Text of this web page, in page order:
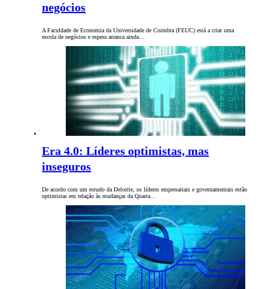
negócios
A Faculdade de Economia da Universidade de Coimbra (FEUC) está a criar uma
escola de negócios e espera arranca ainda…
Era 4.0: Líderes optimistas, mas
inseguros
De acordo com um estudo da Deloitte, os líderes empresariais e governamentais estão
optimistas em relação às mudanças da Quarta…